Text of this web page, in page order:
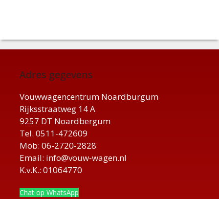
Adres gegevens
Vouwwagencentrum Noardburgum
Rijksstraatweg 14 A
9257 DT Noardbergum
Tel. 0511-472609
Mob: 06-2720-2828
Email: info@vouw-wagen.nl
K.v.K.: 01064770
Chat op WhatsApp